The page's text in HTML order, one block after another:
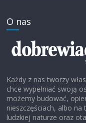
O nas
Każdy z nas tworzy
chce wypełniać swoją
możemy budować,
nieszczęściach, albo
ludzkiej naturze oraz